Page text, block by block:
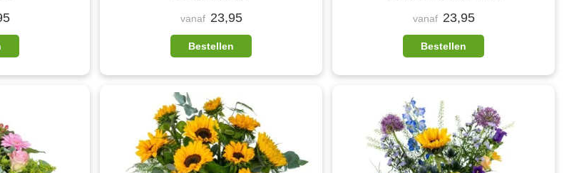
vanaf 23,95
Bestellen
vanaf 23,95
Bestellen